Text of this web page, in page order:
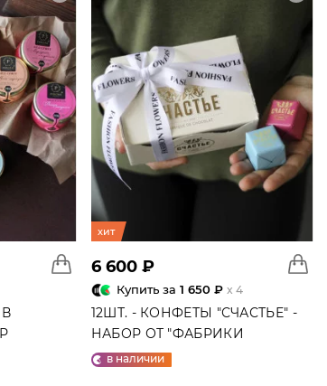
хит
6 600 ₽
Купить за 1 650 ₽ x 4
12ШТ. - КОНФЕТЫ "СЧАСТЬЕ" -
НАБОР ОТ "ФАБРИКИ
СЧАСТЬЕ"
в наличии